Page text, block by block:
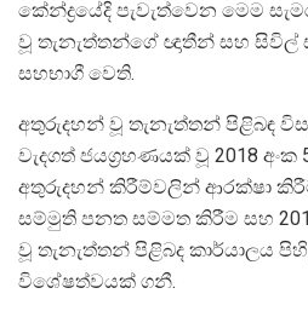
කේන්ද්‍රයේදි පැවැත්වෙන මෙම
වූ තැනැත්තන්ගේ ඥාතීන් සහ සිවිල්
සහභාගී වෙති.
අතුරුදහන් වූ තැනැත්තන් පිළිබඳ
වැදගත් ජයග්‍රහණයක් වූ 2018
අතුරුදහන් කිරීම්වලින් ආරක්ෂා
සම්මුති පනත සම්මත කිරීම සහ
වූ තැනැත්තන් පිළිබද කාර්යාලය
විශේෂත්වයක් ගනී.